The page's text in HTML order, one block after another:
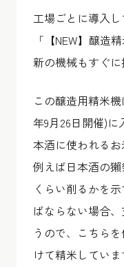
工場ごとに導入し
「【NEW】醸造
新の機械もすぐに
この醸造用精米
年9月26日開催)
本酒に使われるお
例えば日本酒の
くらい削るかを
ばならない場合
うので、こちら
けて精米していま